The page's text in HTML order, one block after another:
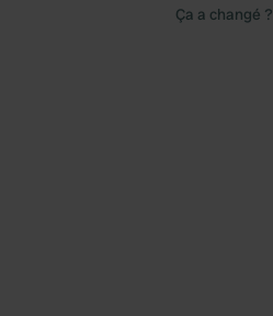
Ça a changé ?